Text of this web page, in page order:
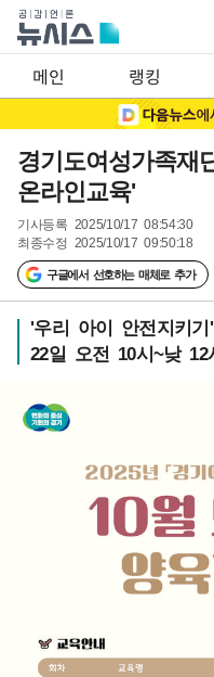
메인 랭킹
경기도여성가족재
온라인교육'
기사등록 2025/10/17 08:54:30
최종수정 2025/10/17 09:50:18
구글에서 선호하는 매체로 추가
'우리 아이 안전지키
22일 오전 10시~낮 12